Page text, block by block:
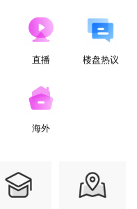
直播 楼盘热议
海外